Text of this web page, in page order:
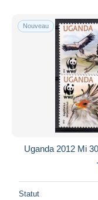
Nouveau
Uganda 2012 Mi
Statut